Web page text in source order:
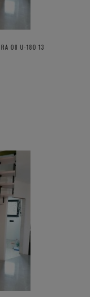
08 U-180 13